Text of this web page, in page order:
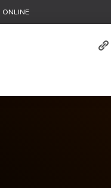
ONLINE